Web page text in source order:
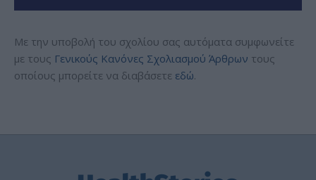
Με την υποβολή του σχολίου σας αυτόματα συμφωνείτε
με τους Γενικούς Κανόνες Σχολιασμού Άρθρων τους
οποίους μπορείτε να διαβάσετε εδώ.